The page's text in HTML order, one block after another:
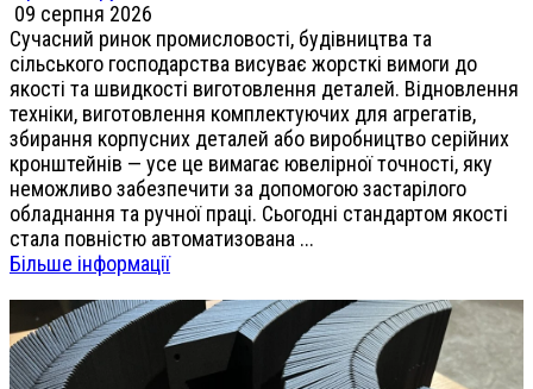
09 серпня 2026
Сучасний ринок промисловості, будівництва та
сільського господарства висуває жорсткі вимоги до
якості та швидкості виготовлення деталей. Відновлення
техніки, виготовлення комплектуючих для агрегатів,
збирання корпусних деталей або виробництво серійних
кронштейнів — усе це вимагає ювелірної точності, яку
неможливо забезпечити за допомогою застарілого
обладнання та ручної праці. Сьогодні стандартом якості
стала повністю автоматизована ...
Більше інформації